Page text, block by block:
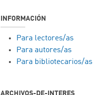
INFORMACIÓN
Para lectores/as
Para autores/as
Para bibliotecarios/as
ARCHIVOS-DE-INTERES